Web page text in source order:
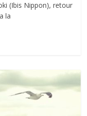
(Ibis Nippon), retour
la